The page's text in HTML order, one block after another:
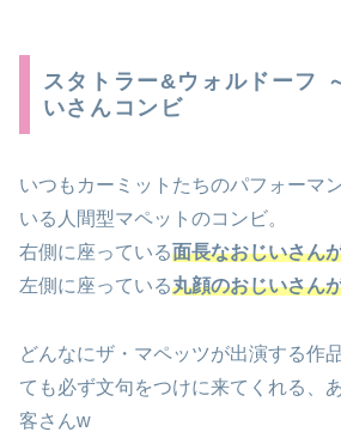
スタトラー&ウォルドーフ
いさんコンビ
いつもカーミットたちのパフォーマ
いる人間型マペットのコンビ。
右側に座っている面長なおじいさん
左側に座っている丸顔のおじいさん
どんなにザ・マペッツが出演する作
ても必ず文句をつけに来てくれる、
客さんw